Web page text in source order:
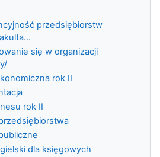
przedsiębiorstw
się w organizacji
rok II
rok II
dla księgowych